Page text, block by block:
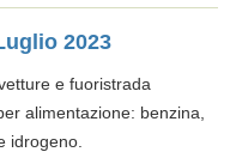
2023
e fuoristrada
alimentazione: benzina,
idrogeno.